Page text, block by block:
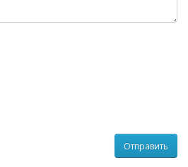
Отправить